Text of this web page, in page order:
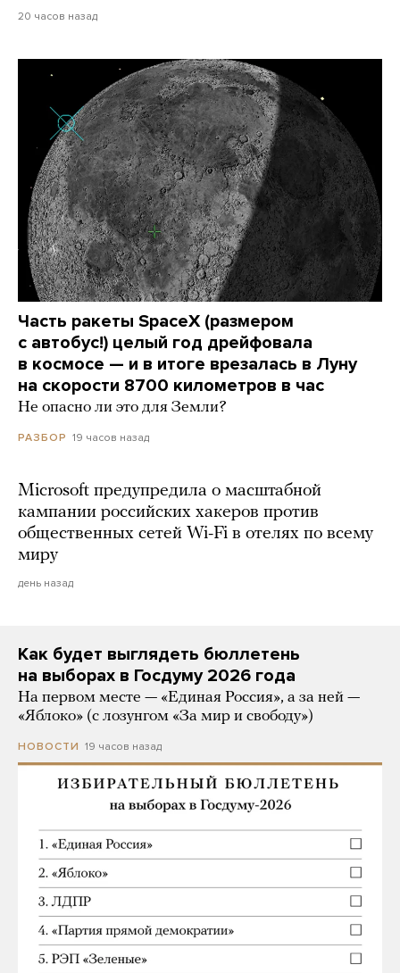
20 часов назад
Часть ракеты SpaceX (размером
с автобус!) целый год дрейфовала
в космосе — и в итоге врезалась в Луну
на скорости 8700 километров в час
Не опасно ли это для Земли?
РАЗБОР 19 часов назад
Microsoft предупредила о масштабной
кампании российских хакеров против
общественных сетей Wi-Fi в отелях по всему
миру
день назад
Как будет выглядеть бюллетень
на выборах в Госдуму 2026 года
На первом месте — «Единая Россия», а за ней —
«Яблоко» (с лозунгом «За мир и свободу»)
НОВОСТИ 19 часов назад